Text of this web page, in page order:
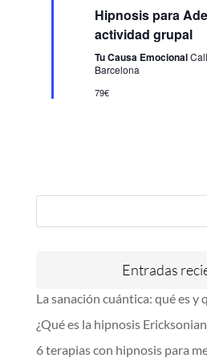
Hipnosis para
actividad grupal
Tu Causa Emocional
Barcelona
79€
Entradas
La sanación cuántica: qué es y
¿Qué es la hipnosis
6 terapias con hipnosis para